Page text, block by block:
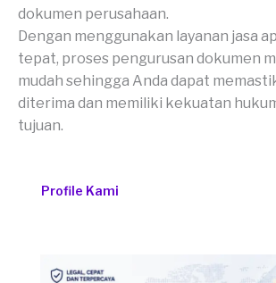
dokumen perusahaan.
Dengan menggunakan layanan jasa
tepat, proses pengurusan dokumen
mudah sehingga Anda dapat
diterima dan memiliki kekuatan
tujuan.
Profile Kami